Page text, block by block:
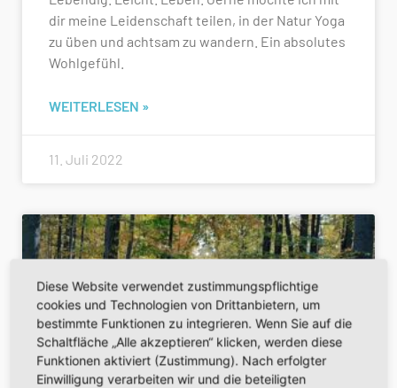
dir meine Leidenschaft teilen, in der Natur Yoga
zu üben und achtsam zu wandern. Ein absolutes
Wohlgefühl.
WEITERLESEN »
11. Juli 2022
Diese Website verwendet zustimmungspflichtige
cookies und Technologien von Drittanbietern, um
bestimmte Funktionen zu integrieren. Wenn Sie auf die
Schaltfläche „Alle akzeptieren“ klicken, werden diese
Funktionen aktiviert (Zustimmung). Nach erfolgter
Einwilligung verarbeiten wir und die beteiligten